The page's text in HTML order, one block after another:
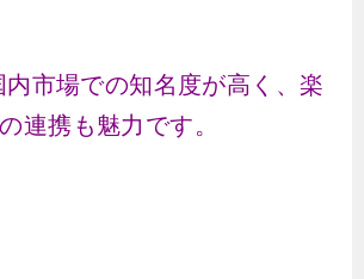
市場での知名度が高く、楽
連携も魅力です。